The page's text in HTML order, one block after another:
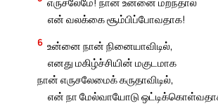
என் வலக்கை சூம்பிப்போவதாக!
6 உன்னை நான் நினையாவிடில்,
எனது மகிழ்ச்சியின் மகுடமாக
நான் எருசலேமைக் கருதாவிடில்,
என் நா மேல்வாயோடு